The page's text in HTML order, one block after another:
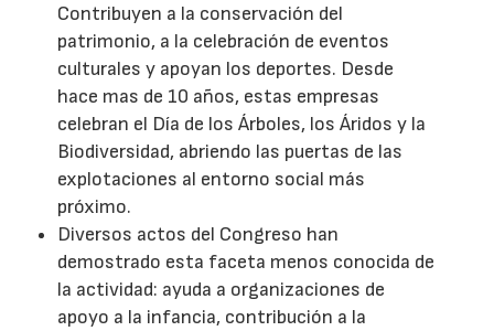
Contribuyen a la conservación del
patrimonio, a la celebración de eventos
culturales y apoyan los deportes. Desde
hace mas de 10 años, estas empresas
celebran el Día de los Árboles, los Áridos y la
Biodiversidad, abriendo las puertas de las
explotaciones al entorno social más
próximo.
Diversos actos del Congreso han
demostrado esta faceta menos conocida de
la actividad: ayuda a organizaciones de
apoyo a la infancia, contribución a la